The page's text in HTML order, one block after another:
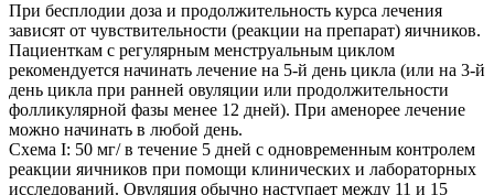
При бесплодии доза и продолжительность курса лечения
зависят от чувствительности (реакции на препарат) яичников.
Пациенткам с регулярным менструальным циклом
рекомендуется начинать лечение на 5-й день цикла (или на 3-й
день цикла при ранней овуляции или продолжительности
фолликулярной фазы менее 12 дней). При аменорее лечение
можно начинать в любой день.
Схема I: 50 мг/ в течение 5 дней с одновременным контролем
реакции яичников при помощи клинических и лабораторных
исследований. Овуляция обычно наступает между 11 и 15